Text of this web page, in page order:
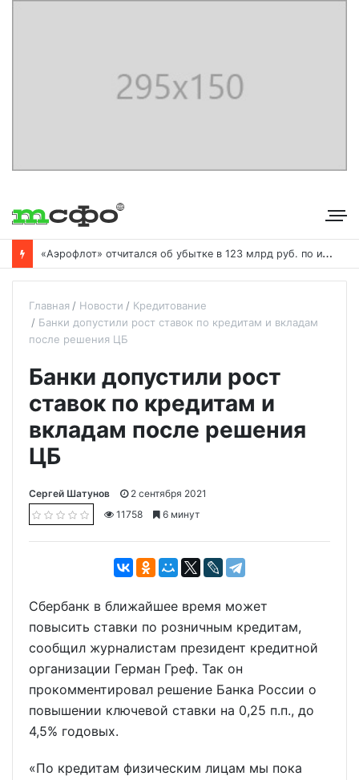
«
Аэрофлот» отчитался об убытке в 123 млрд руб. по итогам года пандемии
Главная Новости
Кредитование
Банки допустили рост ставок по кредитам и вкладам
после решения ЦБ
Банки допустили рост
ставок по кредитам и
вкладам после решения
ЦБ
Сергей Шатунов
2 сентября 2021
11758
6 минут
Сбербанк в ближайшее время может
повысить ставки по розничным кредитам,
сообщил журналистам президент кредитной
организации Герман Греф. Так он
прокомментировал решение Банка России о
повышении ключевой ставки на 0,25 п.п., до
4,5% годовых.
«По кредитам физическим лицам мы пока